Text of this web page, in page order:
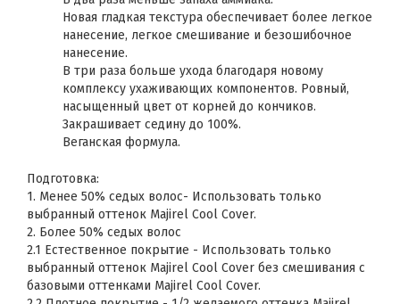
Новая гладкая текстура обеспечивает более легкое
нанесение, легкое смешивание и безошибочное
нанесение.
В три раза больше ухода благодаря новому
комплексу ухаживающих компонентов. Ровный,
насыщенный цвет от корней до кончиков.
Закрашивает седину до 100%.
Веганская формула.
Подготовка:
1. Менее 50% седых волос- Использовать только
выбранный оттенок Majirel Cool Cover.
2. Более 50% седых волос
2.1 Естественное покрытие - Использовать только
выбранный оттенок Majirel Cool Cover без смешивания с
базовыми оттенками Majirel Cool Cover.